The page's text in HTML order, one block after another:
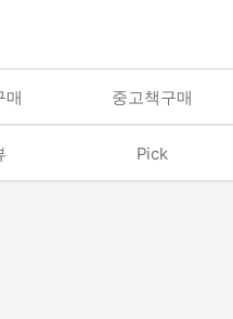
매 중고책구매
Pick